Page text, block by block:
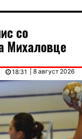
со
Михаловце
| 8 август 2026
18:31